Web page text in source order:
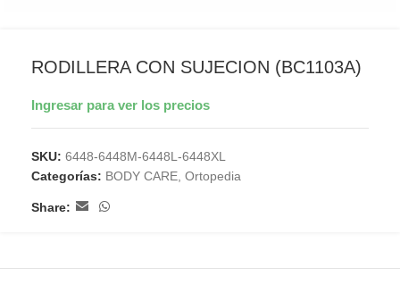
RODILLERA CON SUJECION (BC1103A)
Ingresar para ver los precios
SKU: 6448-6448M-6448L-6448XL
Categorías: BODY CARE Ortopedia
Share: